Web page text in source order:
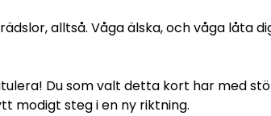
alltså. Våga älska, och våga låta
Du som valt detta kort har med
modigt steg i en ny riktning.